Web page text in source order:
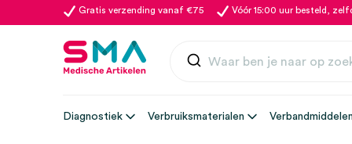
Gratis verzending vanaf €75 Vóór 15:00 uur besteld,
Diagnostiek Verbruiksmaterialen Verbandmiddelen